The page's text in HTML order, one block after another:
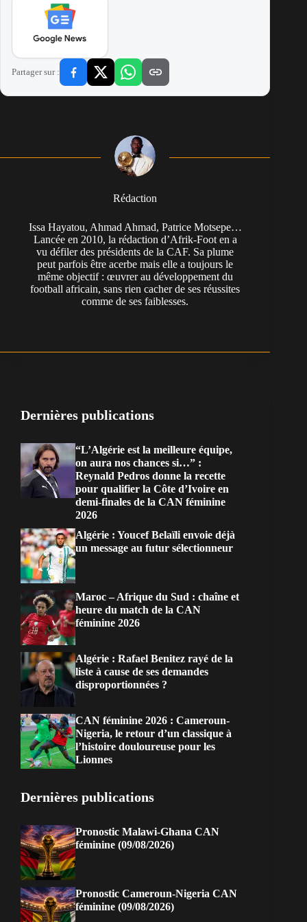
Partager sur :
Rédaction
Issa Hayatou, Ahmad Ahmad, Patrice Motsepe…
Lancée en 2010, la rédaction d’Afrik-Foot en a
vu défiler des présidents de la CAF. Sa plume
peut parfois être acerbe mais elle a toujours le
même objectif : œuvrer au développement du
football africain, sans rien cacher de ses réussites
comme de ses faiblesses.
Dernières publications
“L’Algérie est la meilleure équipe,
on aura nos chances si…” :
Reynald Pedros donne la recette
pour qualifier la Côte d’Ivoire en
demi-finales de la CAN féminine
2026
Algérie : Youcef Belaïli envoie déjà
un message au futur sélectionneur
Maroc – Afrique du Sud : chaîne et
heure du match de la CAN
féminine 2026
Algérie : Rafael Benitez rayé de la
liste à cause de ses demandes
disproportionnées ?
CAN féminine 2026 : Cameroun-
Nigeria, le retour d’un classique à
l’histoire douloureuse pour les
Lionnes
Dernières publications
Pronostic Malawi-Ghana CAN
féminine (09/08/2026)
Pronostic Cameroun-Nigeria CAN
féminine (09/08/2026)